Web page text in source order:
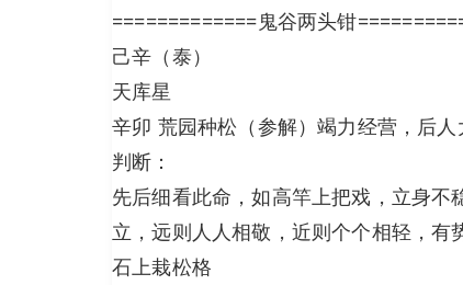
=============鬼谷两头钳
己辛（泰）
天库星
辛卯 荒园种松（参解）竭力经营，后人
判断：
先后细看此命，如高竿上把戏，立身
立，远则人人相敬，近则个个相轻，有
石上栽松格